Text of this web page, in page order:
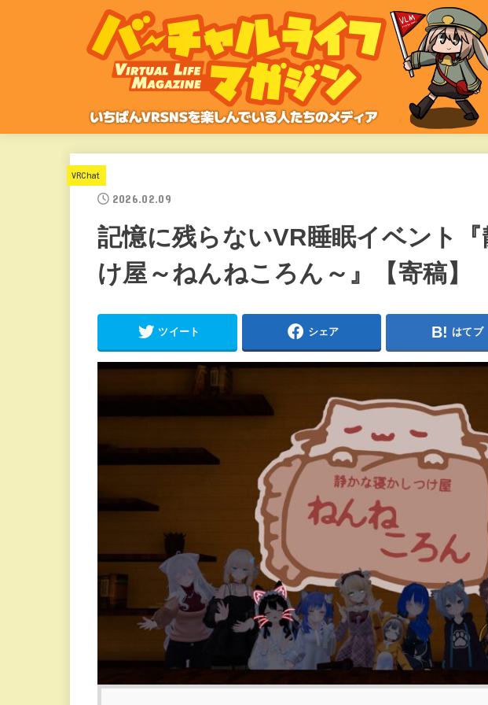
VRChat
2026.02.09
記憶に残らないVR睡眠イベント
け屋～ねんねころん～』【寄稿】
ツイート シェア はてブ